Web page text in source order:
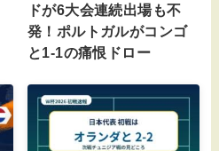
ドが6大会連続出場も不
発！ポルトガルがコンゴ
と1-1の痛恨ドロー